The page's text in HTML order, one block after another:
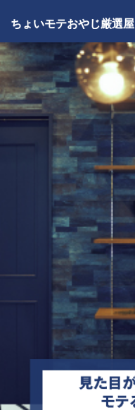
ちょいモテおやじ厳選屋